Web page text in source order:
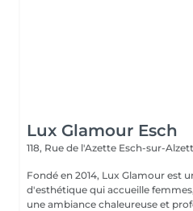
Lux Glamour Esch
118, Rue de l'Azette Esch-sur-
Fondé en 2014, Lux Glamour est
d'esthétique qui accueille
une ambiance chaleureuse et